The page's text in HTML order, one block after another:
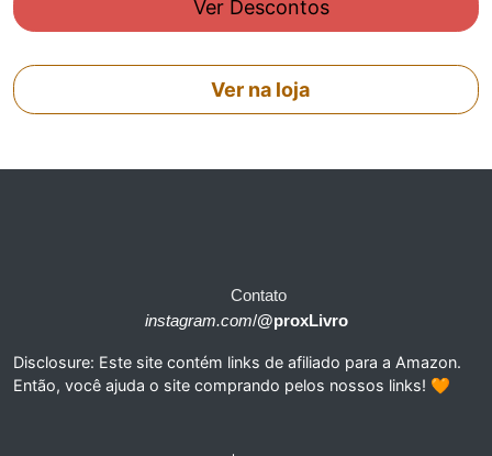
Ver Descontos
Ver na loja
Contato
instagram.com/@proxLivro
Disclosure: Este site contém links de afiliado para a Amazon.
Então, você ajuda o site comprando pelos nossos links! 🧡